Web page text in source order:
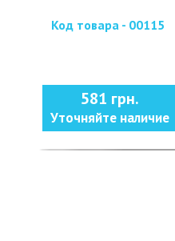
Код товара - 00115
581 грн.
Уточняйте наличие